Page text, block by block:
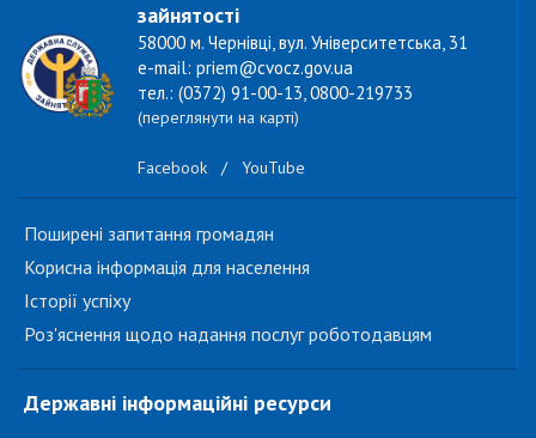
зайнятості
58000 м. Чернівці, вул. Університетська, 31
e-mail: priem@cvocz.gov.ua
тел.: (0372) 91-00-13, 0800-219733
(переглянути на карті)
Facebook / YouTube
Поширені запитання громадян
Корисна інформація для населення
Історії успіху
Роз'яснення щодо надання послуг роботодавцям
Державні інформаційні ресурси